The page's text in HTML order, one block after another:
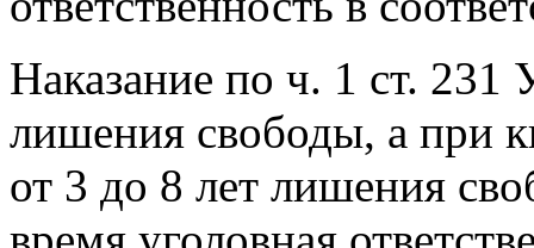
Наказание по ч. 1 ст.
лишения свободы, а при
от 3 до 8 лет лишения